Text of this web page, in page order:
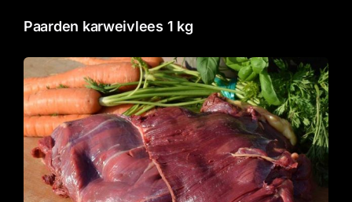
Contact
Winkelwagentje
Paarden karweivlees 1 kg